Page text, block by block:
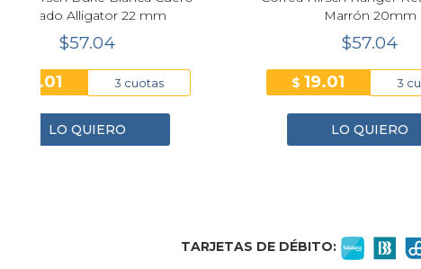
Marrón 20mm
$19.01 $
TARJETAS DE DÉBITO: